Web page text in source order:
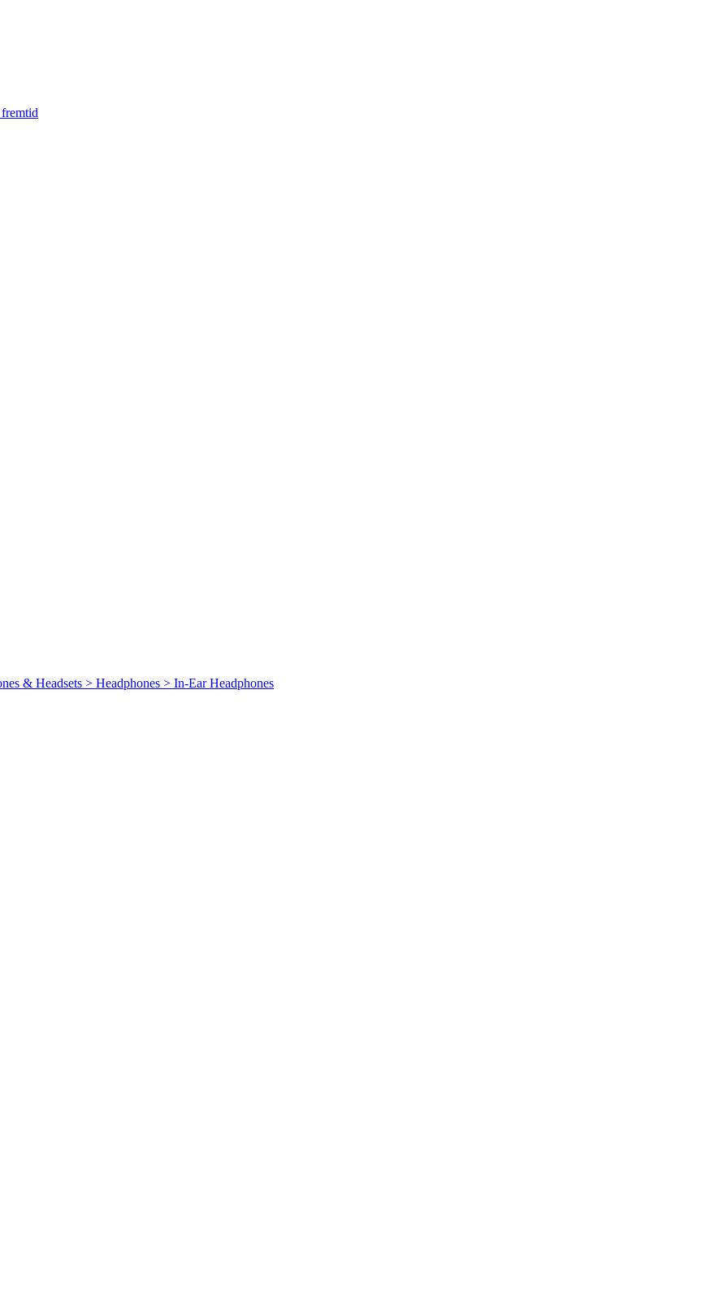
& Headsets > Headphones > In-Ear Headphones